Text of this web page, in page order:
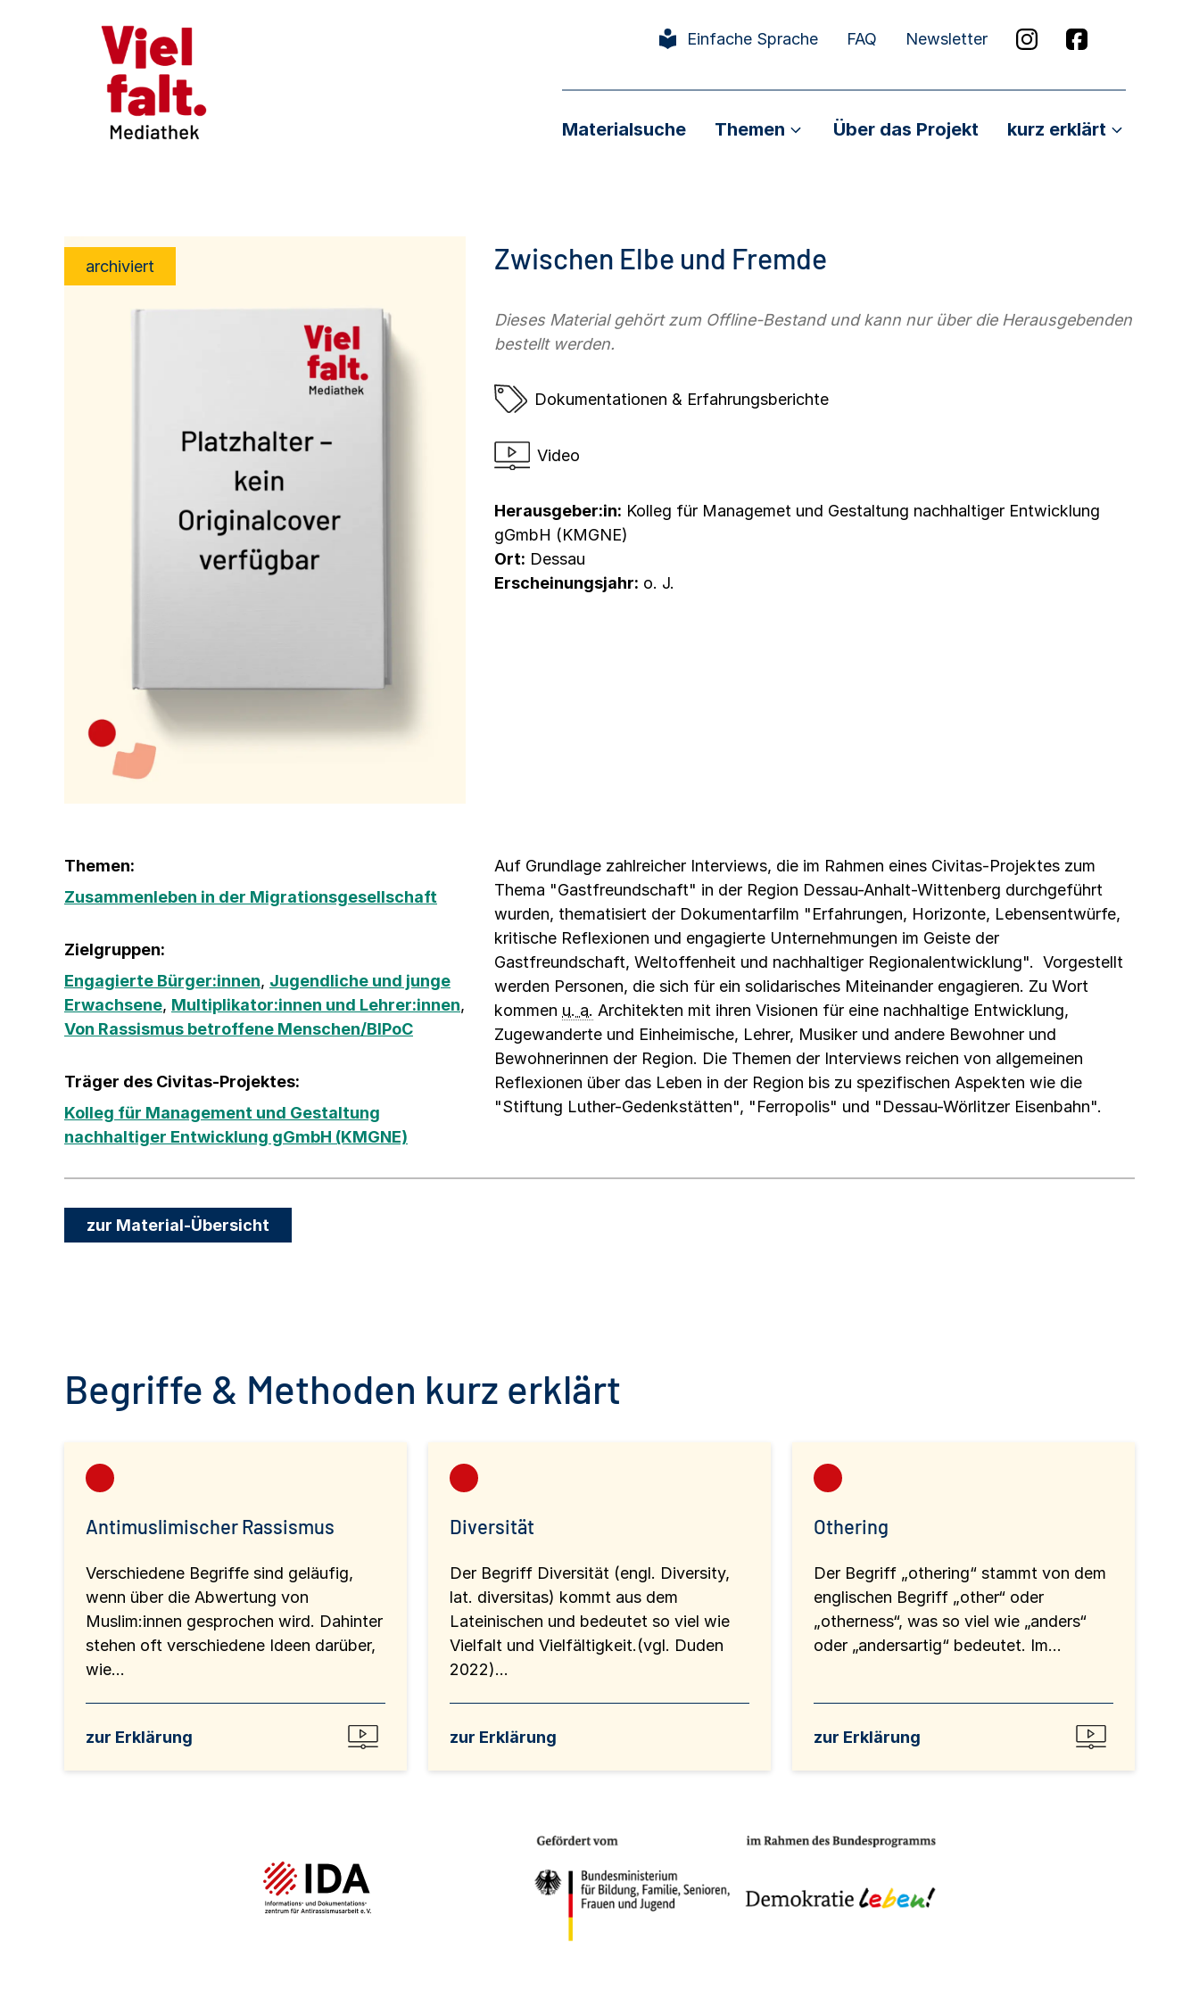
Einfache Sprache FAQ Newsletter
Materialsuche Themen Über das Projekt kurz erklärt
archiviert Zwischen Elbe und Fremde
Dieses Material gehört zum Offline-Bestand und kann nur über die Herausgebenden
bestellt werden.
Dokumentationen & Erfahrungsberichte
Video
Herausgeber:in: Kolleg für Managemet und Gestaltung nachhaltiger Entwicklung
gGmbH (KMGNE)
Ort: Dessau
Erscheinungsjahr: o. J.
Themen:
Zusammenleben in der Migrationsgesellschaft
Zielgruppen:
Engagierte Bürger:innen, Jugendliche und junge
Erwachsene, Multiplikator:innen und Lehrer:innen,
Von Rassismus betroffene Menschen/BIPoC
Träger des Civitas-Projektes:
Kolleg für Management und Gestaltung
nachhaltiger Entwicklung gGmbH (KMGNE)
Auf Grundlage zahlreicher Interviews, die im Rahmen eines Civitas-Projektes zum
Thema "Gastfreundschaft" in der Region Dessau-Anhalt-Wittenberg durchgeführt
wurden, thematisiert der Dokumentarfilm "Erfahrungen, Horizonte, Lebensentwürfe,
kritische Reflexionen und engagierte Unternehmungen im Geiste der
Gastfreundschaft, Weltoffenheit und nachhaltiger Regionalentwicklung". Vorgestellt
werden Personen, die sich für ein solidarisches Miteinander engagieren. Zu Wort
kommen u. a. Architekten mit ihren Visionen für eine nachhaltige Entwicklung,
Zugewanderte und Einheimische, Lehrer, Musiker und andere Bewohner und
Bewohnerinnen der Region. Die Themen der Interviews reichen von allgemeinen
Reflexionen über das Leben in der Region bis zu spezifischen Aspekten wie die
"Stiftung Luther-Gedenkstätten", "Ferropolis" und "Dessau-Wörlitzer Eisenbahn".
zur Material-Übersicht
Begriffe & Methoden kurz erklärt
Antimuslimischer Rassismus
Verschiedene Begriffe sind geläufig,
wenn über die Abwertung von
Muslim:innen gesprochen wird. Dahinter
stehen oft verschiedene Ideen darüber,
wie...
zur Erklärung
Diversität
Der Begriff Diversität (engl. Diversity,
lat. diversitas) kommt aus dem
Lateinischen und bedeutet so viel wie
Vielfalt und Vielfältigkeit.(vgl. Duden
2022)...
zur Erklärung
Othering
Der Begriff „othering“ stammt von dem
englischen Begriff „other“ oder
„otherness“, was so viel wie „anders“
oder „andersartig“ bedeutet. Im...
zur Erklärung